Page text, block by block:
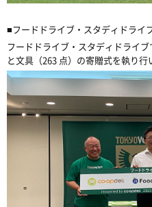
■フードドライブ・スタディドライ
フードドライブ・スタディドライ
と文具（263 点）の寄贈式を執り行